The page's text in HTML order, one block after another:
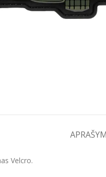
Velcro.